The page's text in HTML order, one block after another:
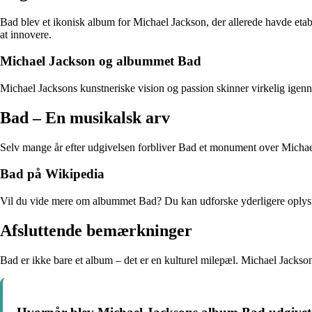
Bad blev et ikonisk album for Michael Jackson, der allerede havde
at innovere.
Michael Jackson og albummet Bad
Michael Jacksons kunstneriske vision og passion skinner virkelig
Bad – En musikalsk arv
Selv mange år efter udgivelsen forbliver Bad et monument over
Bad på Wikipedia
Vil du vide mere om albummet Bad? Du kan udforske yderligere
Afsluttende bemærkninger
Bad er ikke bare et album – det er en kulturel milepæl. Michael